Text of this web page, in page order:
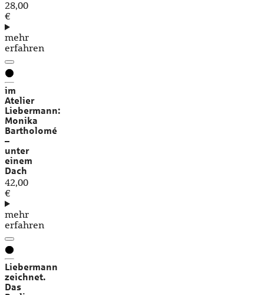
28,00
€
mehr
erfahren
im
Atelier
Liebermann:
Monika
Bartholomé
–
unter
einem
Dach
42,00
€
mehr
erfahren
Liebermann
zeichnet.
Das